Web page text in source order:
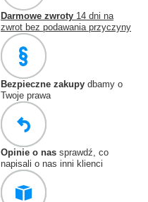
Darmowe zwroty 14 dni na
zwrot bez podawania przyczyny
Bezpieczne zakupy dbamy o
Twoje prawa
Opinie o nas sprawdź, co
napisali o nas inni klienci